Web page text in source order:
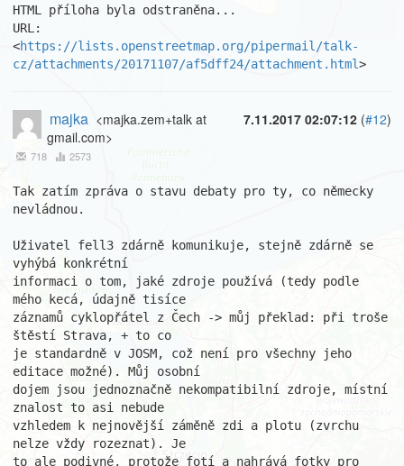
HTML příloha byla odstraněna...
URL:
<https://lists.openstreetmap.org/pipermail/talk-
cz/attachments/20171107/af5dff24/attachment.html>
7.11.2017 02:07:12 (#12)
majka <majka.zem+talk at
gmail.com>
718 2573
Tak zatím zpráva o stavu debaty pro ty, co německy
nevládnou.
Uživatel fell3 zdárně komunikuje, stejně zdárně se
vyhýbá konkrétní
informaci o tom, jaké zdroje používá (tedy podle
mého kecá, údajně tisíce
záznamů cyklopřátel z Čech -> můj překlad: při troše
štěstí Strava, + to co
je standardně v JOSM, což není pro všechny jeho
editace možné). Můj osobní
dojem jsou jednoznačně nekompatibilní zdroje, místní
znalost to asi nebude
vzhledem k nejnovější záměně zdi a plotu (zvrchu
nelze vždy rozeznat). Je
to ale podivné, protože fotí a nahrává fotky pro